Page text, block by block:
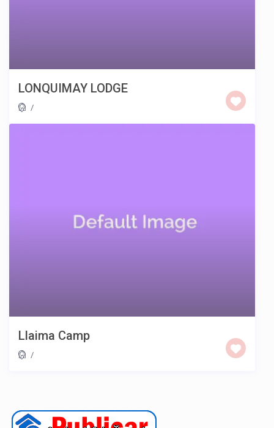
LONQUIMAY LODGE
/
Llaima Camp
/